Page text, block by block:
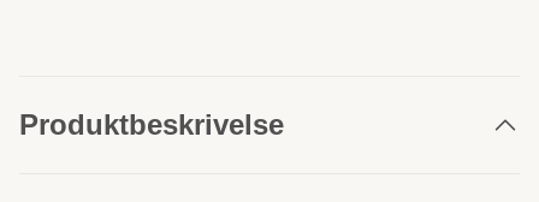
Produktbeskrivelse